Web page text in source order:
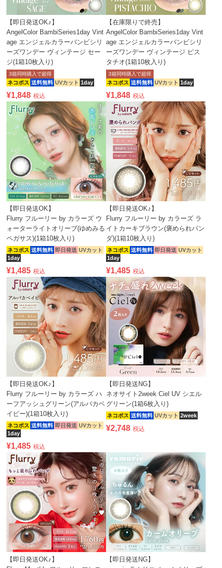
【即日発送OK♪】
AngelColor BambiSeries1day Vint
age エンジェルカラーバンビシリ
ーズワンデー ヴィンテージ セー
ジ(1箱10枚入り)
ネコポス 送料無料 UVカット 1day
3箱同時購入で超得
¥1,848 税込
【在庫限りで終売】
AngelColor BambiSeries1day Vint
age エンジェルカラーバンビシリ
ーズワンデー ヴィンテージ ピス
タチオ(1箱10枚入り)
ネコポス 送料無料 UVカット 1day
3箱同時購入で超得
¥1,848 税込
【即日発送OK】
Flurry フルーリー by カラーズ ウ
ォーターライトオリーブ(ゆめみる
ペガサス)(1箱10枚入り)
ネコポス 送料無料 即日発送 UVカット
1day
¥1,485 税込
【即日発送OK♪】
Flurry フルーリー by カラーズ ラ
イトカーキブラウン(褒められパン
ダ)(1箱10枚入り)
ネコポス 送料無料 即日発送 UVカット
1day
¥1,485 税込
【即日発送OK♪】
Flurry フルーリー by カラーズ ハ
ーフアッシュグリーン(アルパカベ
イビー)(1箱10枚入り)
ネコポス 送料無料 即日発送 UVカット
1day
¥1,485 税込
【即日発送NG】
ネオサイト2week Ciel UV シエル
グリーン(1箱6枚入り)
ネコポス 送料無料 UVカット 2week
¥2,748 税込
【即日発送OK♪】
【即日発送NG】